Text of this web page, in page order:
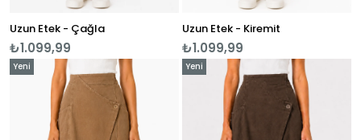
Uzun Etek - Çağla
₺1.099,99
Uzun Etek - Kiremit
₺1.099,99
Yeni
Yeni